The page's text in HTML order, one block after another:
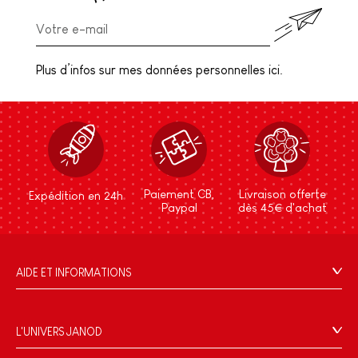
Plus d’infos sur mes données personnelles ici.
Expédition en 24h
Paiement CB,
Paypal
Livraison offerte
dès 45€ d'achat
AIDE ET INFORMATIONS
FAQ
Contact
L'UNIVERS JANOD